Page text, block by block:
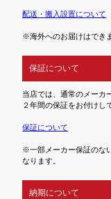
配送・搬入設置について
※海外へのお届けはでき
保証について
当店では、通常のメーカ
２年間の保証をお付けし
保証について
※一部メーカー保証のな
なります。
納期について